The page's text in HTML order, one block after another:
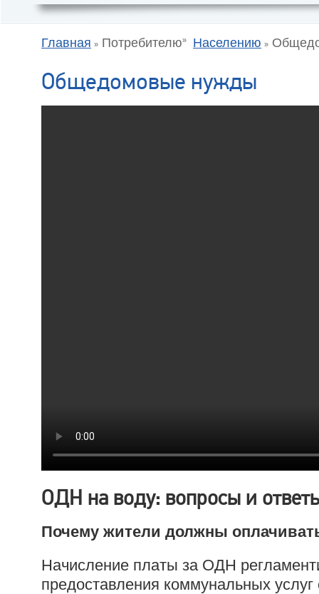
Главная Потребителю Населению
Общедомовые нужды
ОДН на воду: вопросы и
Почему жители должны
Начисление платы за ОДН
предоставления коммунальных